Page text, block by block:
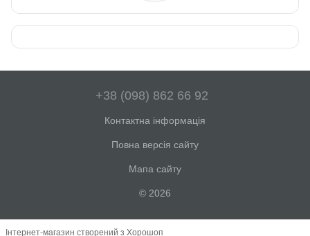
+38 (098) 862 66 92
Контактна інформація
Повна версія сайту
Мапа сайту
© 2026
Інтернет-магазин створений з Хорошоп